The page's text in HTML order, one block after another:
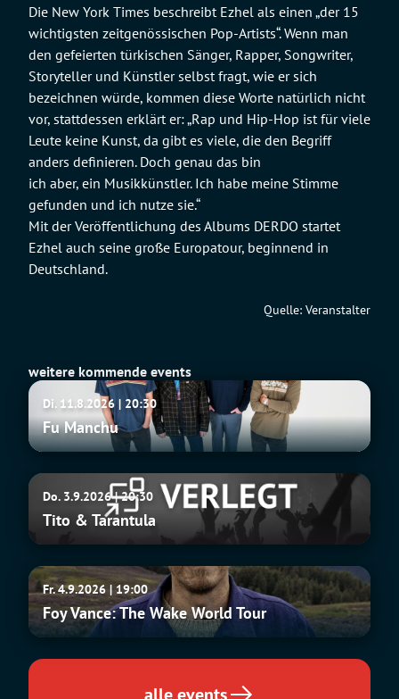
Die New York Times beschreibt Ezhel als einen „der 15
wichtigsten zeitgenössischen Pop-Artists“. Wenn man
den gefeierten türkischen Sänger, Rapper, Songwriter,
Storyteller und Künstler selbst fragt, wie er sich
bezeichnen würde, kommen diese Worte natürlich nicht
vor, stattdessen erklärt er: „Rap und Hip-Hop ist für viele
Leute keine Kunst, da gibt es viele, die den Begriff
anders definieren. Doch genau das bin
ich aber, ein Musikkünstler. Ich habe meine Stimme
gefunden und ich nutze sie.“
Mit der Veröffentlichung des Albums DERDO startet
Ezhel auch seine große Europatour, beginnend in
Deutschland.
Quelle: Veranstalter
weitere kommende events
Fu
Manchu
Di. 11.8.2026 | 20:30
Fu Manchu
Tito
Tarantula
Do. 3.9.2026 | 20:30
Tito & Tarantula
Foy
Vance:
The
Wake
World
Fr. 4.9.2026 | 19:00
Foy Vance: The Wake World Tour